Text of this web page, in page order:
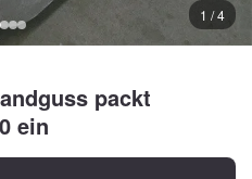
1 / 4
packt
ein